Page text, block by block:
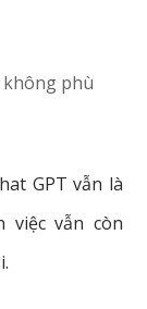
không phù
GPT vẫn là
việc vẫn còn